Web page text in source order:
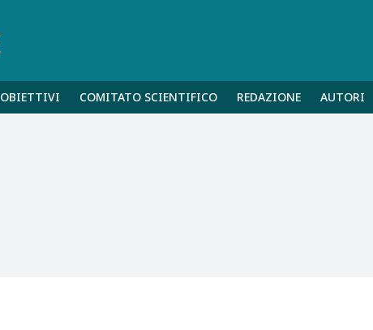
OBIETTIVI COMITATO SCIENTIFICO REDAZIONE AUTORI